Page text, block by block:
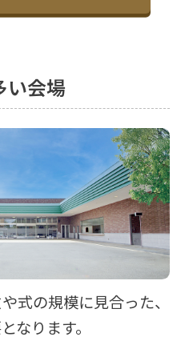
い会場
式の規模に見合った、
なります。